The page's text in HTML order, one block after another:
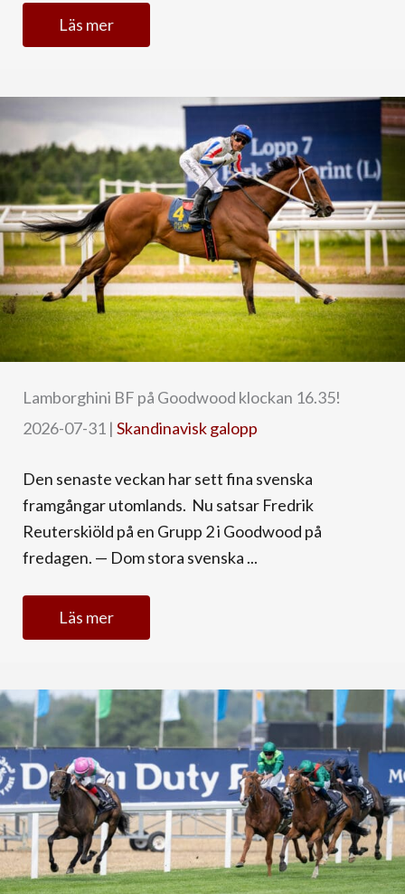
Läs mer
Lamborghini BF på Goodwood klockan 16.35!
2026-07-31 | Skandinavisk galopp
Den senaste veckan har sett fina svenska
framgångar utomlands. Nu satsar Fredrik
Reuterskiöld på en Grupp 2 i Goodwood på
fredagen. — Dom stora svenska ...
Läs mer